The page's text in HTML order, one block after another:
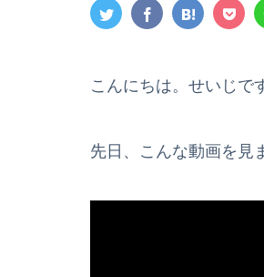
こんにちは。せいじで
先日、こんな動画を見